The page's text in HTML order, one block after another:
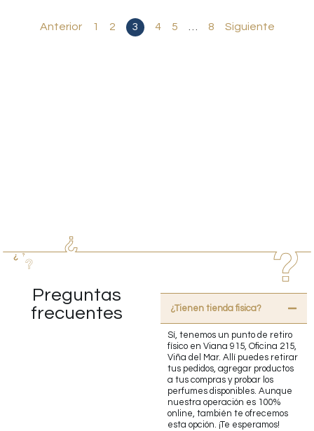
Anterior 1 2 3 4 5 8 Siguiente
Preguntas
frecuentes
¿Tienen tienda fisica?
Sí, tenemos un punto de retiro
físico en Viana 915, Oficina 215,
Viña del Mar. Allí puedes retirar
tus pedidos, agregar productos
a tus compras y probar los
perfumes disponibles. Aunque
nuestra operación es 100%
online, también te ofrecemos
esta opción. ¡Te esperamos!